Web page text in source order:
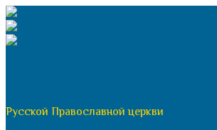
Перейти
к
содержимому
Русской Православной церкви